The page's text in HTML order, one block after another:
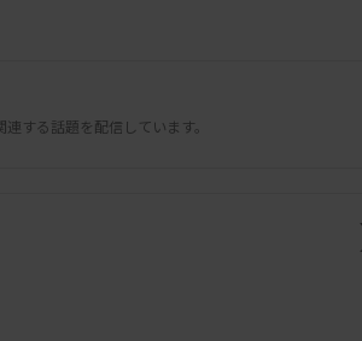
する話題を配信しています。